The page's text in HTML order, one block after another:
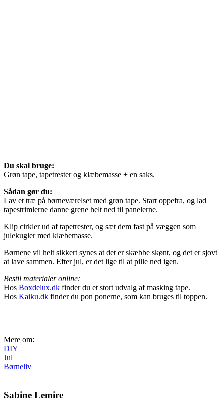
Du skal bruge:
Grøn tape, tapetrester og klæbemasse + en saks.
Sådan gør du:
Lav et træ på børneværelset med grøn tape. Start oppefra, og lad
tapestrimlerne danne grene helt ned til panelerne.
Klip cirkler ud af tapetrester, og sæt dem fast på væggen som
julekugler med klæbemasse.
Børnene vil helt sikkert synes at det er skæbbe skønt, og det er sjovt
at lave sammen. Efter jul, er det lige til at pille ned igen.
Bestil materialer online:
Hos Boxdelux.dk finder du et stort udvalg af masking tape.
Hos Kaiku.dk finder du pon ponerne, som kan bruges til toppen.
Mere om:
DIY
Jul
Børneliv
Sabine Lemire